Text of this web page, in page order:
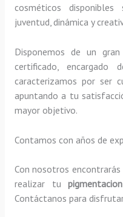
cosméticos
juventud, dinámica y
Disponemos de un
certificado, encargado
caracterizamos por ser
apuntando a tu
mayor objetivo.
Contamos con años de
Con nosotros
realizar tu
Contáctanos para